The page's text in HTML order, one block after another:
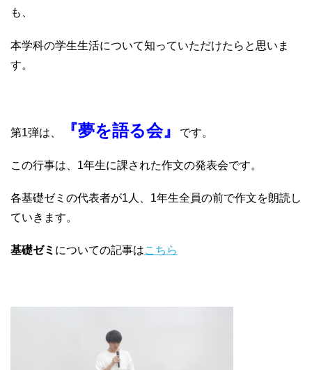
も、
本学科の学生生活について知っていただけたらと思いま
す。
第1弾は、 『夢を語る会』 です。
この行事は、1年生に課された作文の発表会です。
各基礎ゼミの代表者が1人、1年生全員の前で作文を朗読し
ていきます。
基礎ゼミ についての記事はこちら